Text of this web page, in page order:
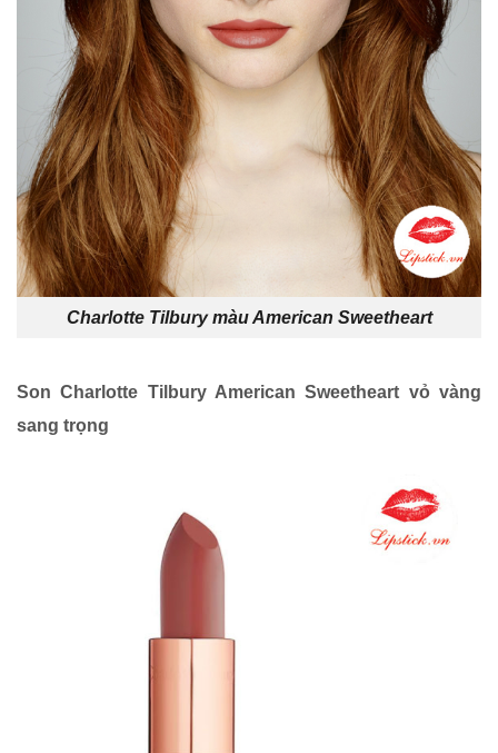
Charlotte Tilbury màu American Sweetheart
Son Charlotte Tilbury American Sweetheart vỏ vàng
sang trọng